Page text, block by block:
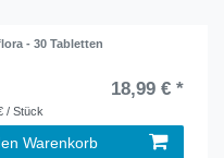
- 30 Tabletten
18,99 € *
/ Stück
Warenkorb